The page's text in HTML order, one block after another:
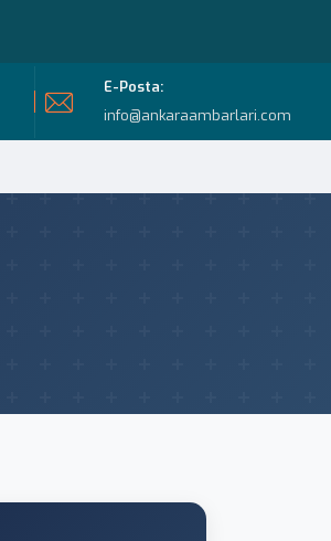
E-Posta:
info@ankaraambarlari.com